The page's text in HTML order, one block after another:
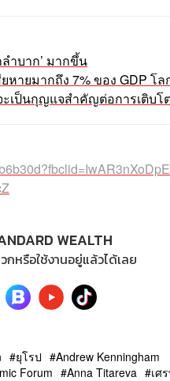
ำบาก’ มากขึ้น
หายมากถึง 7% ของ GDP โล
ะเป็นกุญแจสำคัญต่อการเติบ
WEALTH
หรือใช้งานอยู่แล้วได้เลย
ยุโรป
Andrew Kenningham
Forum Anna Titareva เศ